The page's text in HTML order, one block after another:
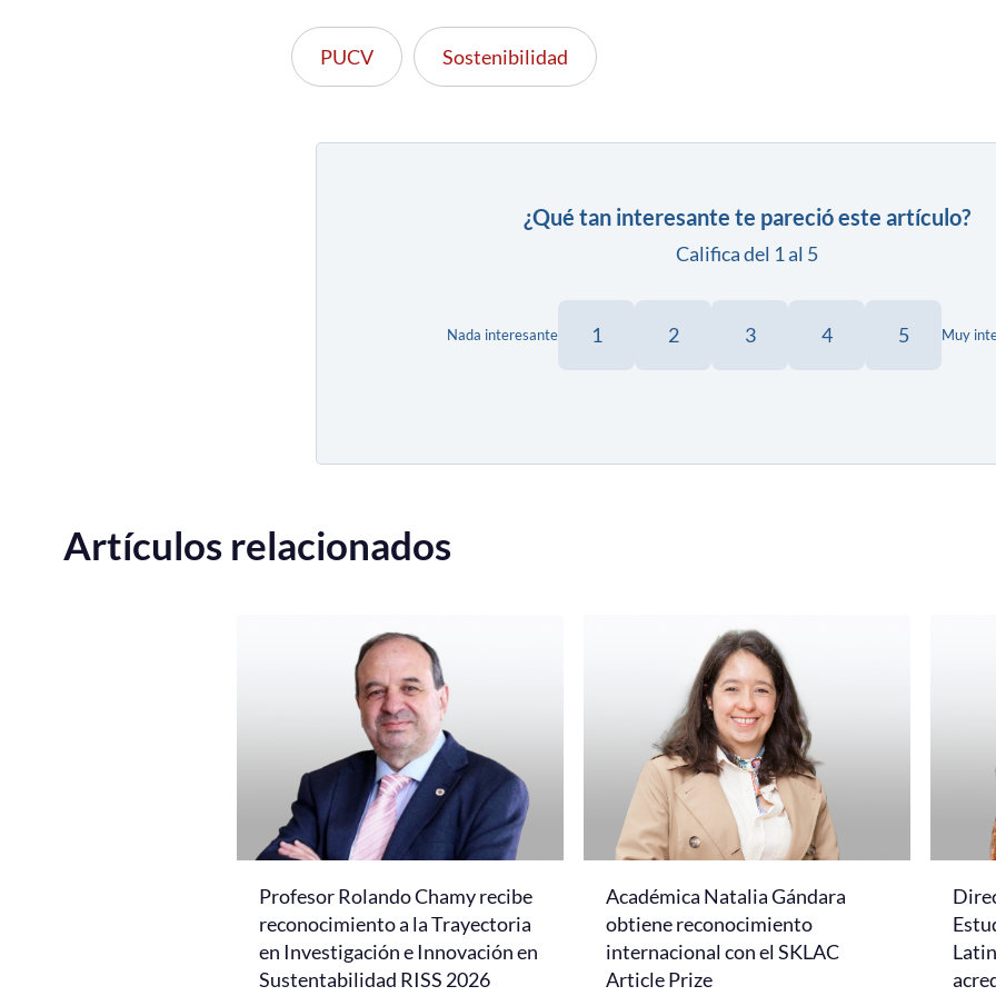
PUCV Sostenibilidad
¿Qué tan interesante te pareció este artículo?
Califica del 1 al 5
Nada interesante 1 2 3 4 5 Muy
Artículos relacionados
Profesor Rolando Chamy recibe
reconocimiento a la Trayectoria
en Investigación e Innovación en
Sustentabilidad RISS 2026
Académica Natalia Gándara
obtiene reconocimiento
internacional con el SKLAC
Article Prize